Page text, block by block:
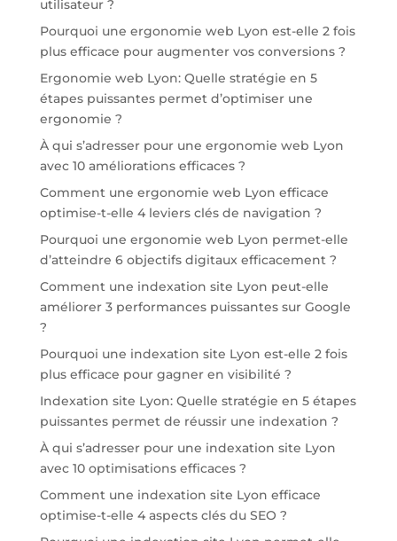
utilisateur ?
Pourquoi une ergonomie web Lyon est-elle 2 fois
plus efficace pour augmenter vos conversions ?
Ergonomie web Lyon: Quelle stratégie en 5
étapes puissantes permet d’optimiser une
ergonomie ?
À qui s’adresser pour une ergonomie web Lyon
avec 10 améliorations efficaces ?
Comment une ergonomie web Lyon efficace
optimise-t-elle 4 leviers clés de navigation ?
Pourquoi une ergonomie web Lyon permet-elle
d’atteindre 6 objectifs digitaux efficacement ?
Comment une indexation site Lyon peut-elle
améliorer 3 performances puissantes sur Google
?
Pourquoi une indexation site Lyon est-elle 2 fois
plus efficace pour gagner en visibilité ?
Indexation site Lyon: Quelle stratégie en 5 étapes
puissantes permet de réussir une indexation ?
À qui s’adresser pour une indexation site Lyon
avec 10 optimisations efficaces ?
Comment une indexation site Lyon efficace
optimise-t-elle 4 aspects clés du SEO ?